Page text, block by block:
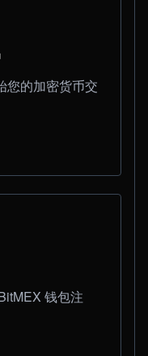
您的加密货币交
钱包注